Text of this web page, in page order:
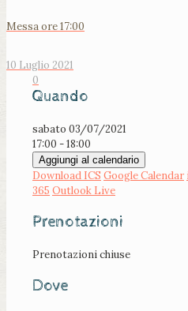
Messa ore 17:00
10 Luglio 2021
0
Quando
sabato 03/07/2021
17:00 - 18:00
Aggiungi al calendario
Download ICS Google Calendar
365 Outlook Live
Prenotazioni
Prenotazioni chiuse
Dove